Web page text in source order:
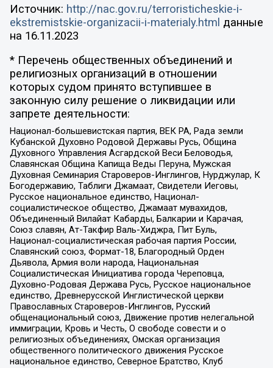
Источник: http://nac.gov.ru/terroristicheskie-i-
ekstremistskie-organizacii-i-materialy.html данные
на 16.11.2023
* Перечень общественных объединений и
религиозных организаций в отношении
которых судом принято вступившее в
законную силу решение о ликвидации или
запрете деятельности:
Национал-большевистская партия, ВЕК РА, Рада земли
Кубанской Духовно Родовой Державы Русь, Община
Духовного Управления Асгардской Веси Беловодья,
Славянская Община Капища Веды Перуна, Мужская
Духовная Семинария Староверов-Инглингов, Нурджулар, К
Богодержавию, Таблиги Джамаат, Свидетели Иеговы,
Русское национальное единство, Национал-
социалистическое общество, Джамаат мувахидов,
Объединенный Вилайат Кабарды, Балкарии и Карачая,
Союз славян, Ат-Такфир Валь-Хиджра, Пит Буль,
Национал-социалистическая рабочая партия России,
Славянский союз, Формат-18, Благородный Орден
Дьявола, Армия воли народа, Национальная
Социалистическая Инициатива города Череповца,
Духовно-Родовая Держава Русь, Русское национальное
единство, Древнерусской Инглистической церкви
Православных Староверов-Инглингов, Русский
общенациональный союз, Движение против нелегальной
иммиграции, Кровь и Честь, О свободе совести и о
религиозных объединениях, Омская организация
общественного политического движения Русское
национальное единство, Северное Братство, Клуб